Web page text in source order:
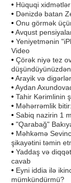
• Hüquqi
• Dənizdə batan
• Onu görmək
•Avqust
• Yeniyetmənin
Video
• Çörək niyə tez
•Arayik və
•Aydan
• Tahir Kərimlinin
• Məhərrəmlik
• Sabiq nazirin 1
• "Qarabağ"
• Məhkəmə
şikayətini təmin
• Yaddaş və
cavab
• Eyni iddia ilə
mümkündürmü?